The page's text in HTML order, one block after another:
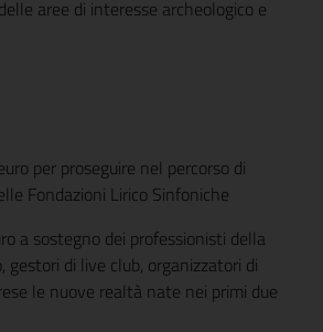
aree di interesse archeologico e
per proseguire nel percorso di
Fondazioni Lirico Sinfoniche
a sostegno dei professionisti della
gestori di live club, organizzatori di
le nuove realtà nate nei primi due